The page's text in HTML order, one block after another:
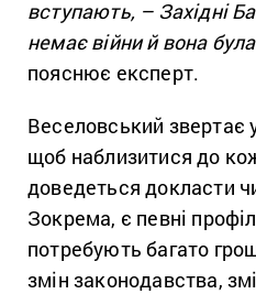
вступають, – Західні
немає війни й вона
пояснює експерт.
Веселовський звертає
щоб наблизитися до
доведеться докласти
Зокрема, є певні
потребують багато
змін законодавства,